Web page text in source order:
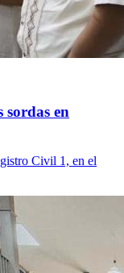
sordas en
Civil 1, en el